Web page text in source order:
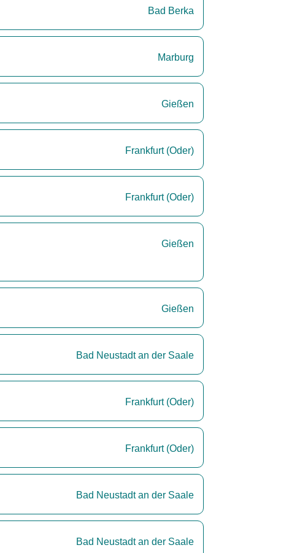
Bad Berka
Marburg
Gießen
Frankfurt (Oder)
Frankfurt (Oder)
Gießen
Gießen
Bad Neustadt an der Saale
Frankfurt (Oder)
Frankfurt (Oder)
Bad Neustadt an der Saale
Bad Neustadt an der Saale